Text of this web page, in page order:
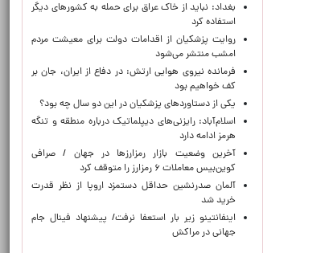
بغداد: نباید از خاک عراق برای حمله به کشورهای دیگر
استفاده کرد
روایت پزشکیان از اقدامات دولت برای معیشت مردم
امشب منتشر می‌شود
فرمانده نیروی هوایی ارتش: در دفاع از ایران، جان بر
کف خواهیم بود
یکی از دستاوردهای پزشکیان در این دو سال چه بود؟
اسلام‌آباد: رایزنی‌های دیپلماتیک درباره منطقه و تنگه
هرمز ادامه دارد
آخرین وضعیت بازار رمزارزها در جهان / صرافی
کوین‌بیس معاملات ۶ رمزارز را متوقف کرد
آلمان صدرنشین حداقل دستمزد اروپا از نظر قدرت
خرید شد
اینفانتینو زیر بار استعفا نرفت/ پیشنهاد فینال جام
جهانی در مراکش